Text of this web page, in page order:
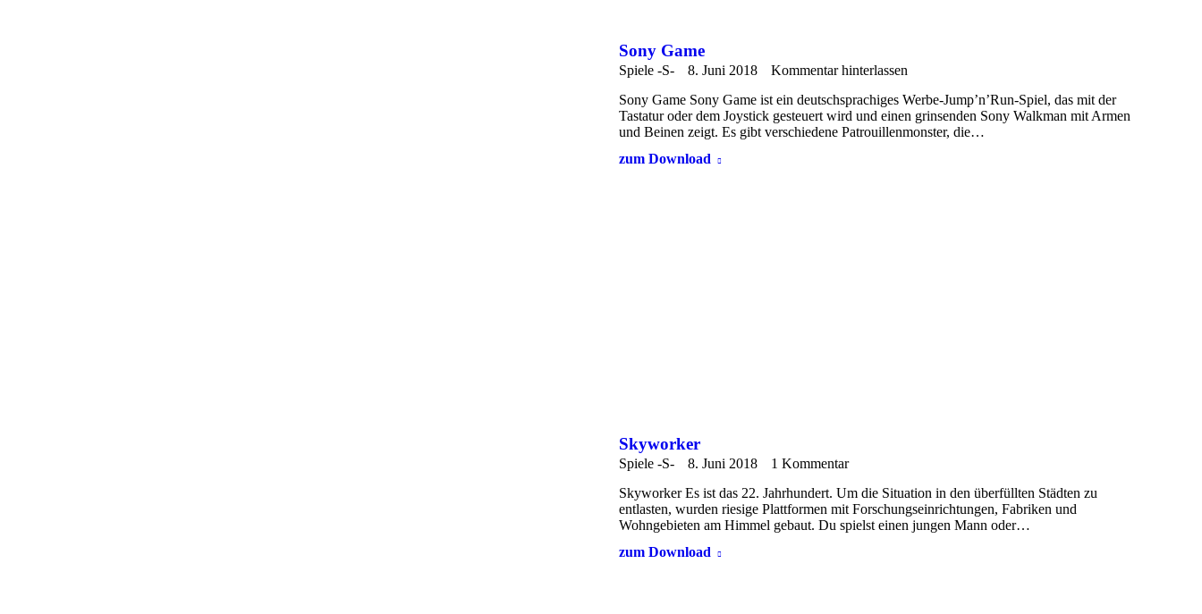
Sony Game
Spiele -S- 8. Juni 2018
Kommentar hinterlassen
Sony Game Sony Game ist ein deutschsprachiges Werbe-Jump’n’Run-Spiel, das mit der
Tastatur oder dem Joystick gesteuert wird und einen grinsenden Sony Walkman mit Armen
und Beinen zeigt. Es gibt verschiedene Patrouillenmonster, die…
zum Download
Skyworker
Spiele -S- 8. Juni 2018
1 Kommentar
Skyworker Es ist das 22. Jahrhundert. Um die Situation in den überfüllten Städten zu
entlasten, wurden riesige Plattformen mit Forschungseinrichtungen, Fabriken und
Wohngebieten am Himmel gebaut. Du spielst einen jungen Mann oder…
zum Download